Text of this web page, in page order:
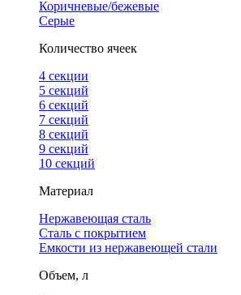
Коричневые/бежевые
Серые
Количество ячеек
4 cекции
5 секций
6 секций
7 секций
8 секций
9 секций
10 секций
Материал
Нержавеющая сталь
Сталь с покрытием
Емкости из нержавеющей стали
Объем, л